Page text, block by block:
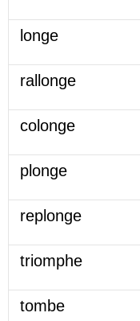
longe
rallonge
colonge
plonge
replonge
triomphe
tombe